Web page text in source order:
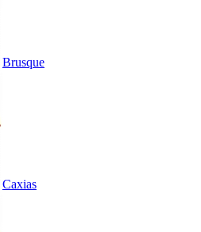
Brusque
Caxias